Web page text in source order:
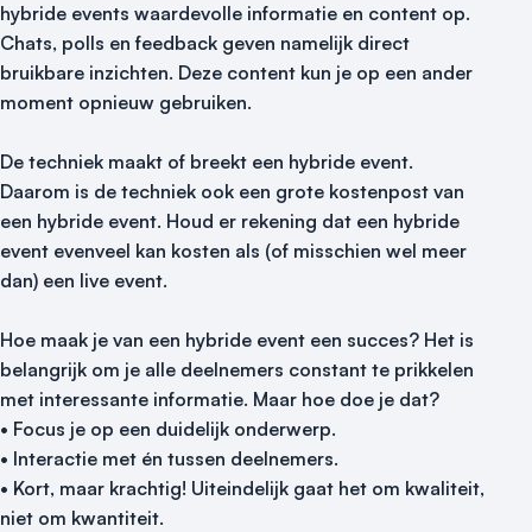
hybride events waardevolle informatie en content op.
Chats, polls en feedback geven namelijk direct
bruikbare inzichten. Deze content kun je op een ander
moment opnieuw gebruiken.
De techniek maakt of breekt een hybride event.
Daarom is de techniek ook een grote kostenpost van
een hybride event. Houd er rekening dat een hybride
event evenveel kan kosten als (of misschien wel meer
dan) een live event.
Hoe maak je van een hybride event een succes? Het is
belangrijk om je alle deelnemers constant te prikkelen
met interessante informatie. Maar hoe doe je dat?
• Focus je op een duidelijk onderwerp.
• Interactie met én tussen deelnemers.
• Kort, maar krachtig! Uiteindelijk gaat het om kwaliteit,
niet om kwantiteit.